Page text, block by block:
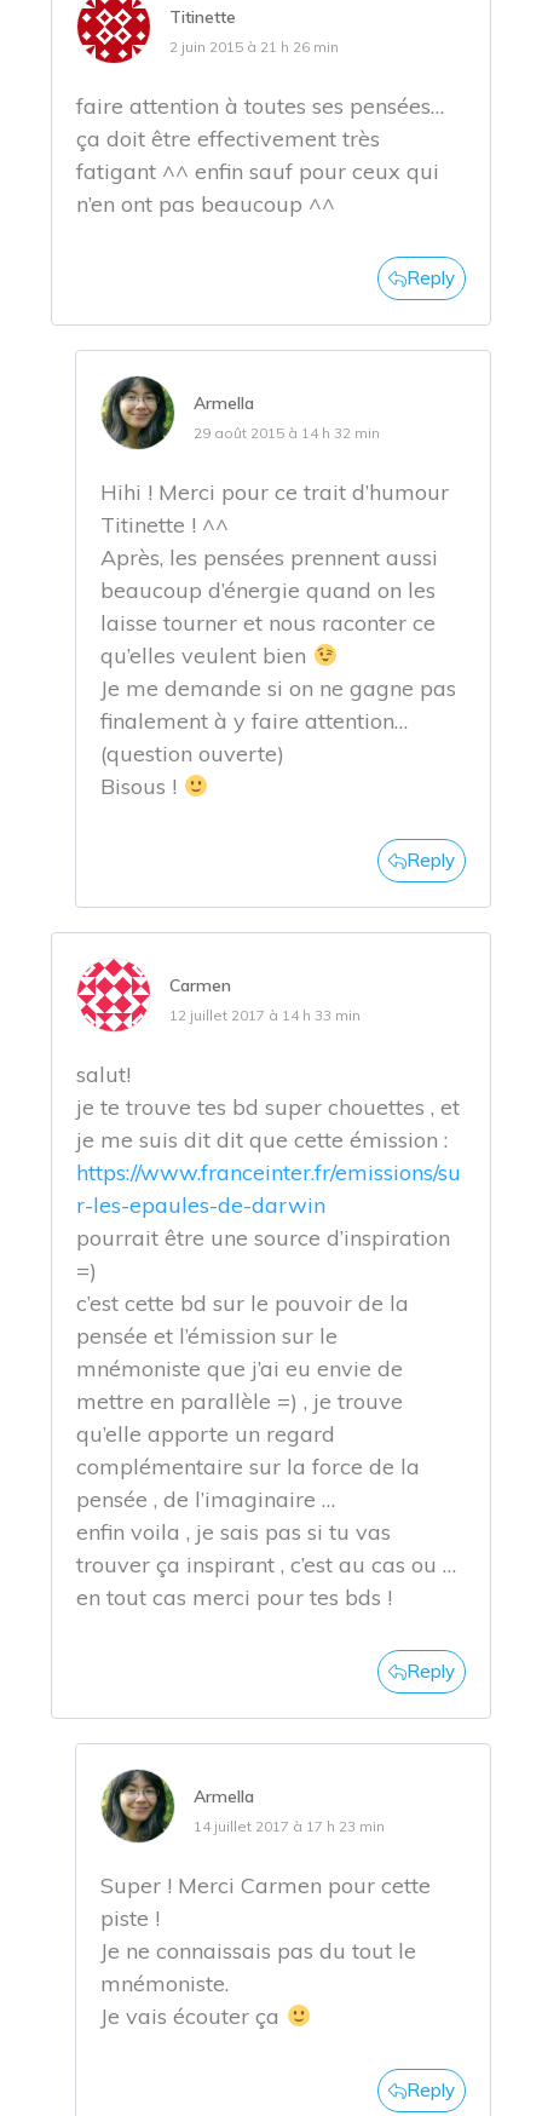
Titinette
2 juin 2015 à 21 h 26 min
faire attention à toutes ses pensées…
ça doit être effectivement très
fatigant ^^ enfin sauf pour ceux qui
n’en ont pas beaucoup ^^
Reply
Armella
29 août 2015 à 14 h 32 min
Hihi ! Merci pour ce trait d’humour
Titinette ! ^^
Après, les pensées prennent aussi
beaucoup d’énergie quand on les
laisse tourner et nous raconter ce
qu’elles veulent bien
Je me demande si on ne gagne pas
finalement à y faire attention…
(question ouverte)
Bisous !
Reply
Carmen
12 juillet 2017 à 14 h 33 min
salut!
je te trouve tes bd super chouettes , et
je me suis dit dit que cette émission :
https://www.franceinter.fr/emissions/su
r-les-epaules-de-darwin
pourrait être une source d’inspiration
=)
c’est cette bd sur le pouvoir de la
pensée et l’émission sur le
mnémoniste que j’ai eu envie de
mettre en parallèle =) , je trouve
qu’elle apporte un regard
complémentaire sur la force de la
pensée , de l’imaginaire …
enfin voila , je sais pas si tu vas
trouver ça inspirant , c’est au cas ou …
en tout cas merci pour tes bds !
Reply
Armella
14 juillet 2017 à 17 h 23 min
Super ! Merci Carmen pour cette
piste !
Je ne connaissais pas du tout le
mnémoniste.
Je vais écouter ça
Reply